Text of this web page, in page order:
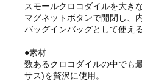
スモールクロコダイルを大き
マグネットボタンで開閉し、
バッグインバッグとして使え
●素材
数あるクロコダイルの中でも
サス)を贅沢に使用。